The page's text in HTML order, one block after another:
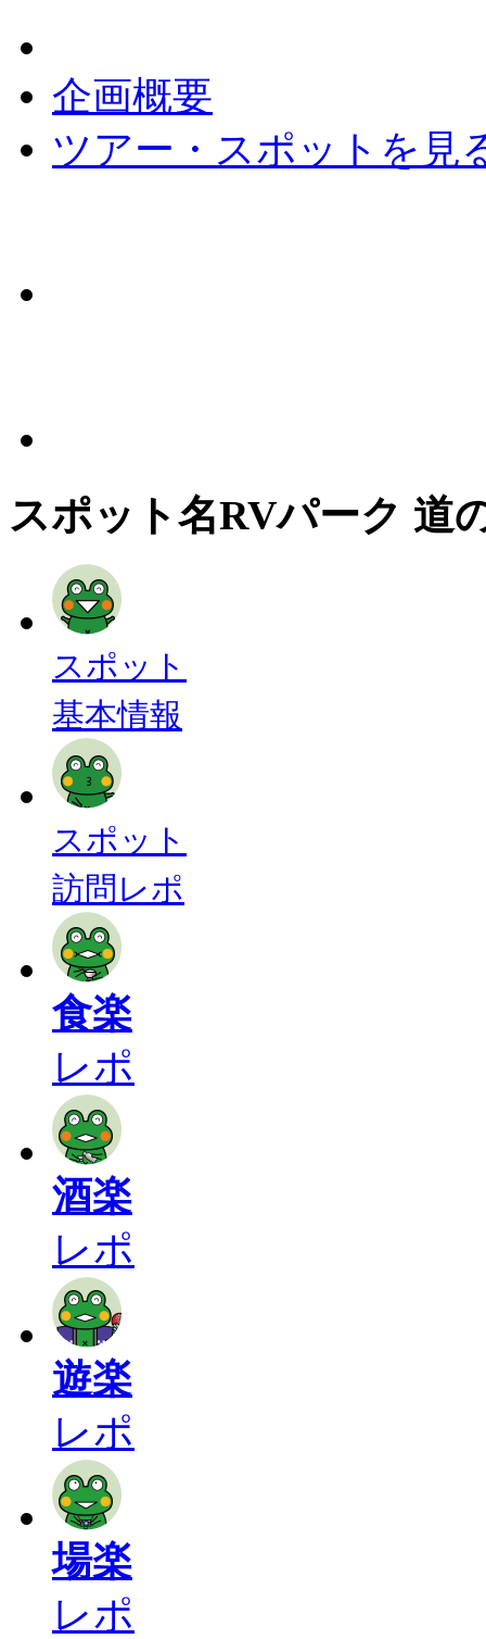
企画概要
ツアー・スポットを見
スポット名RVパーク 道
スポット
基本情報
スポット
訪問レポ
食楽
レポ
酒楽
レポ
遊楽
レポ
場楽
レポ